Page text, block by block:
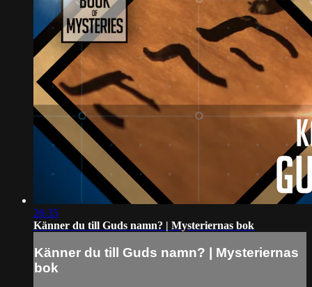
26:35
Känner du till Guds namn? | Mysteriernas bok
Känner du till Guds namn? | Mysteriernas
bok